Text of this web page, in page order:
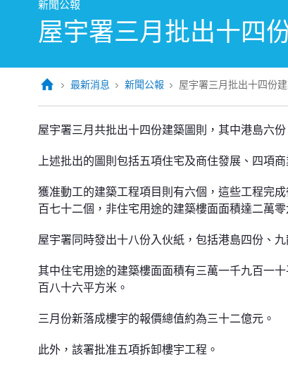
新聞公報
屋宇署三月批出十四
最新消息 新聞公報 屋宇署三月批出十四份
屋宇署三月批出十四份建築圖則
屋宇署三月共批出十四份建築圖則，其中港島六
上述批出的圖則包括五項住宅及商住發展、四項
獲准動工的建築工程項目則有六個，這些工程完
百七十二個，非住宅用途的建築樓面面積達二萬
屋宇署同時發出十八份入伙紙，包括港島四份、
其中住宅用途的建築樓面面積有三萬一千九百一
百八十六平方米。
三月份新落成樓宇的報價總值約為三十二億元。
此外，該署批准五項拆卸樓宇工程。